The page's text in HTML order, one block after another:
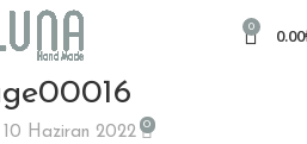
0 0.00
10 Haziran 2022 0